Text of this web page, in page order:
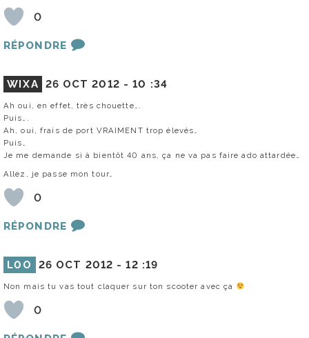
0
RÉPONDRE
WIXA 26 OCT 2012 -10 :34
Ah oui, en effet, très chouette….
Puis….
Ah, oui, frais de port VRAIMENT trop élevés…
Puis…
Je me demande si à bientôt 40 ans, ça ne va pas faire ado attardée…
Allez, je passe mon tour…
0
RÉPONDRE
L0O 26 OCT 2012 -12 :19
Non mais tu vas tout claquer sur ton scooter avec ça
0